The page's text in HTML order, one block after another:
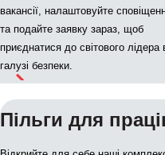
вакансії, налаштовуйте
та подайте заявку зараз, щоб
приєднатися до світового лідера
галузі безпеки.
Пільги для